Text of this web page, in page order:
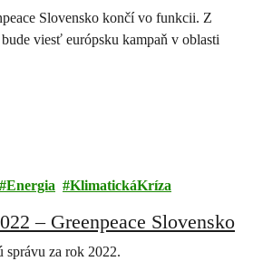
Slovensko končí vo funkcii. Z
viesť európsku kampaň v oblasti
Energia KlimatickáKríza
– Greenpeace Slovensko
správu za rok 2022.